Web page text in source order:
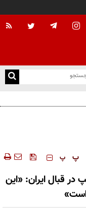
‍‍‍ پ پ
قبال ایران: «این